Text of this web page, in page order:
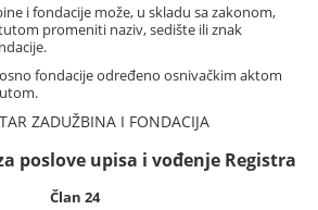
i fondacije može, u skladu sa zakonom,
promeniti naziv, sedište ili znak
fondacije određeno osnivačkim aktom
ZADUŽBINA I FONDACIJA
poslove upisa i vođenje Registra
Član 24